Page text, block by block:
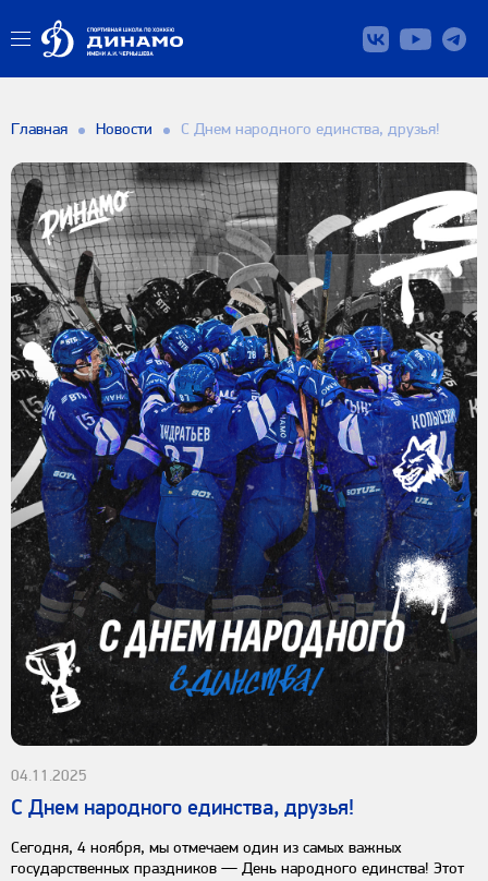
Главная Новости С Днем народного единства, друзья!
04.11.2025
С Днем народного единства, друзья!
Сегодня, 4 ноября, мы отмечаем один из самых важных
государственных праздников — День народного единства! Этот